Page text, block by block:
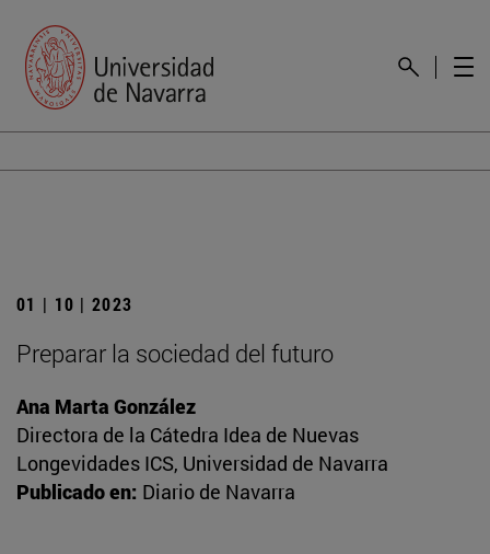
01 | 10 | 2023
Preparar la sociedad del futuro
Ana Marta González
Directora de la Cátedra Idea de Nuevas
Longevidades ICS, Universidad de Navarra
Publicado en: Diario de Navarra